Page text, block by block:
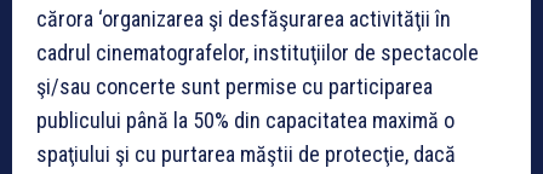
cărora ‘organizarea şi desfăşurarea activităţii în
cadrul cinematografelor, instituţiilor de spectacole
şi/sau concerte sunt permise cu participarea
publicului până la 50% din capacitatea maximă o
spaţiului şi cu purtarea măştii de protecţie, dacă